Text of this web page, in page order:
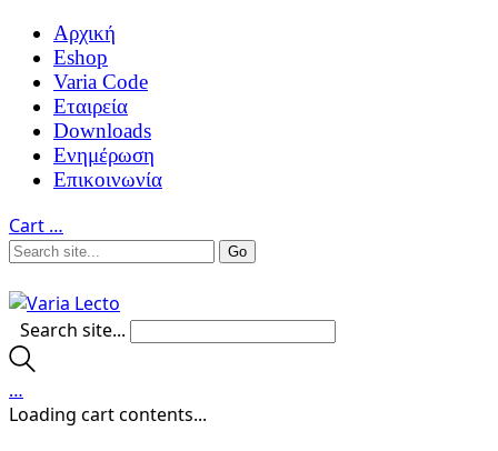
Αρχική
Eshop
Varia Code
Εταιρεία
Downloads
Ενημέρωση
Επικοινωνία
Cart …
Search site...
…
Loading cart contents...